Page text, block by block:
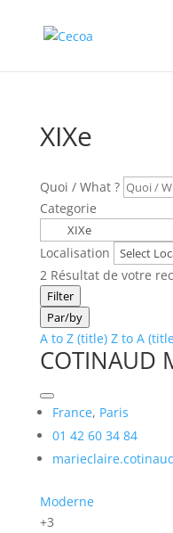
XIXe
Quoi / What ?
Categorie
Localisation
2Résultat de votre
Filter
Par/by
A to Z (title) Z to A
COTINAUD
France, Paris
01 42 60 34 84
Moderne
+3